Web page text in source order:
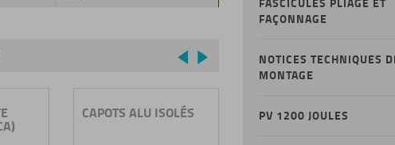
Previous
CAPOTS ALU ISOLÉS DÔMES
THERMOFORMÉS
FAÇONNAGE
NOTICES TECHNIQUES
MONTAGE
PV 1200 JOULES